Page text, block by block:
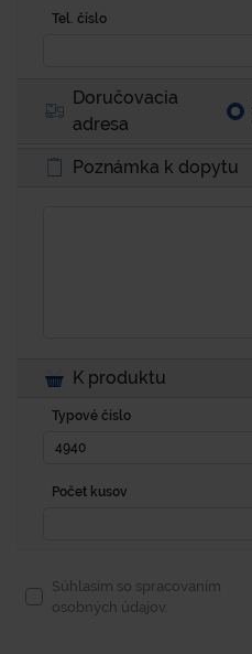
Tel. číslo
Doručovacia
adresa
Poznámka k dopytu
K produktu
Typové číslo
Počet kusov
Súhlasím so spracovaním
osobných údajov.